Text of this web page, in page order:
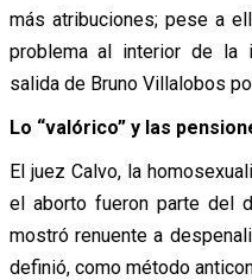
más atribuciones; pese a
problema al interior de la
salida de Bruno Villalobos
Lo “valórico” y las
El juez Calvo, la
el aborto fueron parte del
mostró renuente a
definió, como método